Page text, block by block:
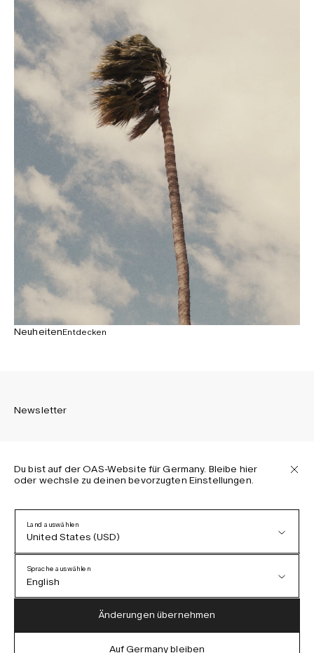
NeuheitenEntdecken
Newsletter
Melden Sie sich an, um die neuesten Informationen über
Datenschutzerklärung
AGB
Barrierefreiheit
Cookie-Richtlinie
Du bist auf der OAS-Website für Germany. Bleibe hier
oder wechsle zu deinen bevorzugten Einstellungen.
Land auswählen
United States (USD)
Austria (EUR)
Sprache auswählen
English
German
Änderungen übernehmen
Auf Germany bleiben